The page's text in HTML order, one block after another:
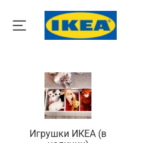
Игрушки ИКЕА (в